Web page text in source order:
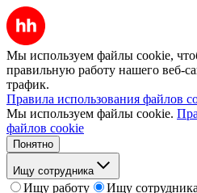
Мы используем файлы cookie,
правильную работу нашего веб-
трафик.
Правила использования файлов
Мы используем файлы cookie.
файлов cookie
Понятно
Ищу сотрудника
Ищу работу
Ищу сотрудника